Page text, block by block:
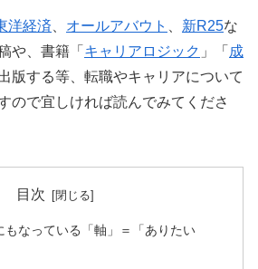
洋経済 オールアバウト 新R25な
や、書籍「 キャリアロジック 」「 成
版する等、転職やキャリアについて
ので宜しければ読んでみてくださ
目次
もなっている「軸」＝「ありたい